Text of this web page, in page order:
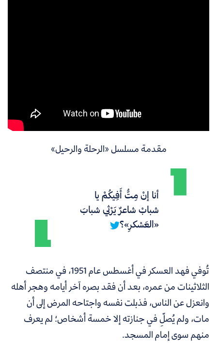
مقدمة مسلسل «الرحلة والرحيل»
أنا إنْ مِتُّ أَفِيكُمْ يا
شبابْ شاعرٌ يَرْثي شبابَ
«العَسْكرِ»؟
تُوفي فهد العسكر في أغسطس عام 1951، في منتصف
الثلاثينات من عمره، بعد أن فقد بصره آخر أيامه وهجر أهله
وانعزل عن الناس، فذبلت نفسه واجتاحه المرض إلى أن
مات، ولم يُصلِّ في جنازته إلا خمسة أشخاص؛ لم يعرف
منهم سوى إمام المسجد.